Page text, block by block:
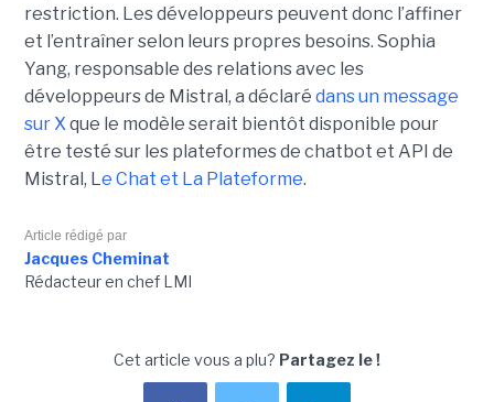
restriction. Les développeurs peuvent donc l’affiner
et l’entraîner selon leurs propres besoins. Sophia
Yang, responsable des relations avec les
développeurs de Mistral, a déclaré dans un message
sur Xque le modèle serait bientôt disponible pour
être testé sur les plateformes de chatbot et API de
Mistral, Le Chat et La Plateforme.
Article rédigé par
Jacques Cheminat
Rédacteur en chef LMI
Cet article vous a plu? Partagez le !